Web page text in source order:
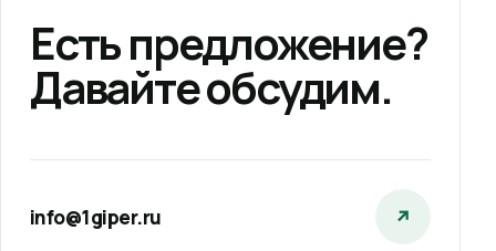
Есть предложение?
Давайте обсудим.
info@1giper.ru ↗